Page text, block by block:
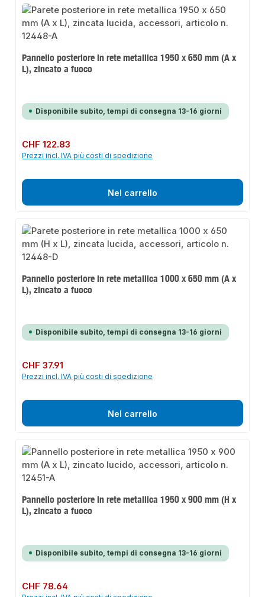
Pannello posteriore in rete metallica 1950 x 650 mm (A x
L), zincato a fuoco
Disponibile subito, tempi di consegna 13-16 giorni
Prezzo normale:
CHF 122.83
Prezzi incl. IVA più costi di spedizione
Nel carrello
Pannello posteriore in rete metallica 1000 x 650 mm (A x
L), zincato a fuoco
Disponibile subito, tempi di consegna 13-16 giorni
Prezzo normale:
CHF 37.91
Prezzi incl. IVA più costi di spedizione
Nel carrello
Pannello posteriore in rete metallica 1950 x 900 mm (H x
L), zincato a fuoco
Disponibile subito, tempi di consegna 13-16 giorni
Prezzo normale:
CHF 78.64